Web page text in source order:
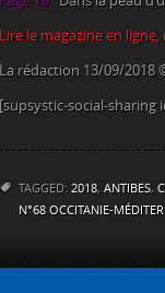
Lire le magazine en ligne,
La rédaction 13/09/2018
[supsystic-social-sharing
TAGGED: 2018, ANTIBES,
N°68 OCCITANIE-